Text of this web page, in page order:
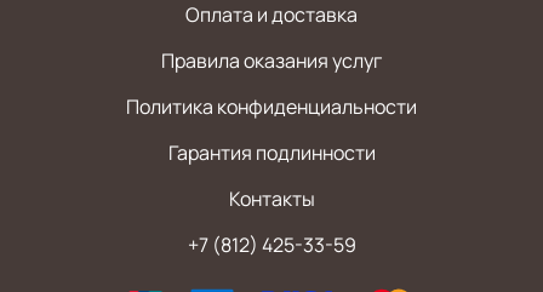
Оплата и доставка
Правила оказания услуг
Политика конфиденциальности
Гарантия подлинности
Контакты
+7 (812) 425-33-59